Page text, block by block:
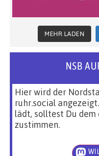
MEHR LADEN
NSB
Hier wird der
ruhr.social
lädt, solltest Du
zustimmen.